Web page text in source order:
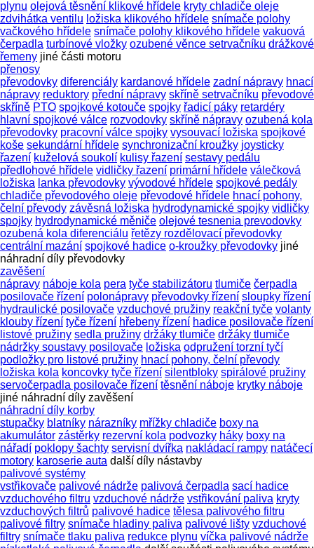
plynu olejová těsnění klikové hřídele kryty chladiče oleje
zdvihátka ventilu ložiska klikového hřídele snímače polohy
vačkového hřídele snímače polohy klikového hřídele vakuová
čerpadla turbínové vložky ozubené věnce setrvačníku drážkové
řemeny jiné části motoru
přenosy
převodovky diferenciály kardanové hřídele zadní nápravy hnací
nápravy reduktory přední nápravy skříně setrvačníku převodové
skříně PTO spojkové kotouče spojky řadicí páky retardéry
hlavní spojkové válce rozvodovky skříně nápravy ozubená kola
převodovky pracovní válce spojky vysouvací ložiska spojkové
koše sekundární hřídele synchronizační kroužky joysticky
řazení kuželová soukolí kulisy řazení sestavy pedálu
předlohové hřídele vidličky řazení primární hřídele válečková
ložiska lanka převodovky vývodové hřídele spojkové pedály
chladiče převodového oleje převodové hřídele hnací pohony,
čelní převody závěsná ložiska hydrodynamické spojky vidličky
spojky hydrodynamické měniče olejové tesnenia prevodovky
ozubená kola diferenciálu řetězy rozdělovací převodovky
centrální mazání spojkové hadice o-kroužky převodovky jiné
náhradní díly převodovky
zavěšení
nápravy náboje kola pera tyče stabilizátoru tlumiče čerpadla
posilovače řízení polonápravy převodovky řízení sloupky řízení
hydraulické posilovače vzduchové pružiny reakční tyče volanty
klouby řízení tyče řízení hřebeny řízení hadice posilovače řízení
listové pružiny sedla pružiny držáky tlumiče držáky tlumiče
nádržky soustavy posilovače ložiska odpružení torzní tyčí
podložky pro listové pružiny hnací pohony, čelní převody
ložiska kola koncovky tyče řízení silentbloky spirálové pružiny
servočerpadla posilovače řízení těsnění náboje krytky náboje
jiné náhradní díly zavěšení
náhradní díly korby
stupačky blatníky nárazníky mřížky chladiče boxy na
akumulátor zástěrky rezervní kola podvozky háky boxy na
nářadí poklopy šachty servisní dvířka nakládací rampy natáčecí
motory karoserie auta další díly nástavby
palivové systémy
vstřikovače palivové nádrže palivová čerpadla sací hadice
vzduchového filtru vzduchové nádrže vstřikování paliva kryty
vzduchových filtrů palivové hadice tělesa palivového filtru
palivové filtry snímače hladiny paliva palivové lišty vzduchové
filtry snímače tlaku paliva redukce plynu víčka palivové nádrže